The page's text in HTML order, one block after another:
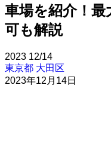
車場を紹介！最
可も解説
2023 12/14
東京都 大田区
2023年12月14日